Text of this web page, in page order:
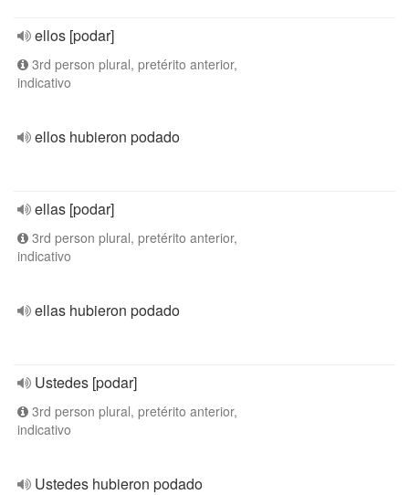
ellos [podar]
3rd person plural, pretérito anterior,
indicativo
ellos hubieron podado
ellas [podar]
3rd person plural, pretérito anterior,
indicativo
ellas hubieron podado
Ustedes [podar]
3rd person plural, pretérito anterior,
indicativo
Ustedes hubieron podado